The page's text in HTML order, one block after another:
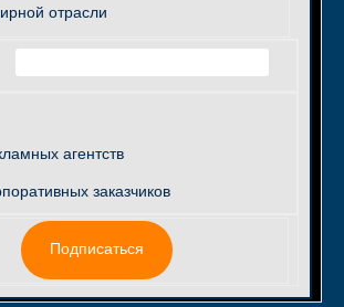
отрасли
агентств
заказчиков
Подписаться